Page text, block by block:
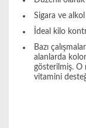
Sigara ve
İdeal kilo
Bazı
alanlarda
gösterilmiş. O
vitamini